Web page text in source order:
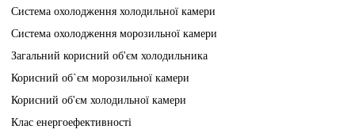
Система охолодження холодильної камери
Система охолодження морозильної камери
Загальний корисний об'єм холодильника
Корисний об`єм морозильної камери
Корисний об'єм холодильної камери
Клас енергоефективності